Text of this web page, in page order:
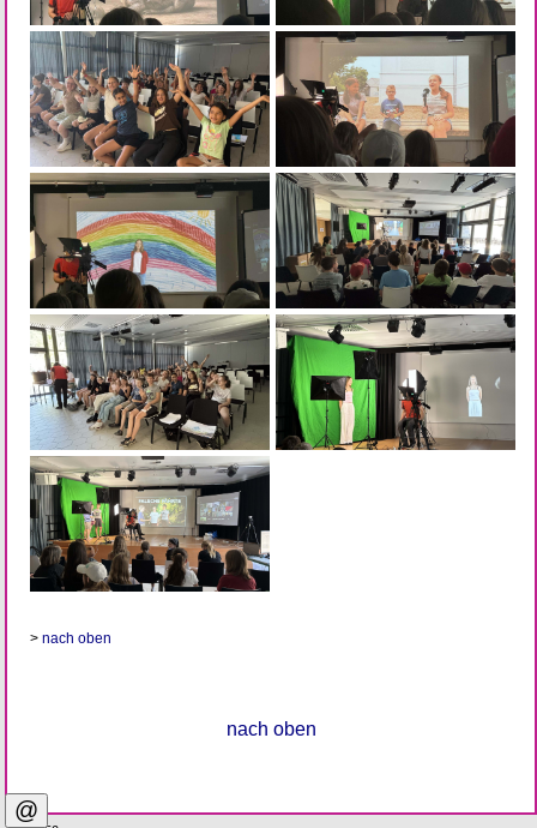
@
>nach oben
nach oben